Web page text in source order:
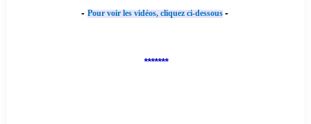
- Pour voir les vidéos, cliquez ci-dessous -
*******